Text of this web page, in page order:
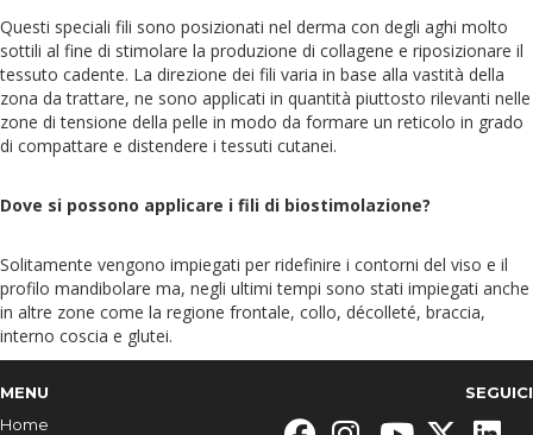
Questi speciali fili sono posizionati nel derma con degli aghi molto
sottili al fine di stimolare la produzione di collagene e riposizionare il
tessuto cadente. La direzione dei fili varia in base alla vastità della
zona da trattare, ne sono applicati in quantità piuttosto rilevanti nelle
zone di tensione della pelle in modo da formare un reticolo in grado
di compattare e distendere i tessuti cutanei.
Dove si possono applicare i fili di biostimolazione?
Solitamente vengono impiegati per ridefinire i contorni del viso e il
profilo mandibolare ma, negli ultimi tempi sono stati impiegati anche
in altre zone come la regione frontale, collo, décolleté, braccia,
interno coscia e glutei.
MENU
Home
SEGUICI